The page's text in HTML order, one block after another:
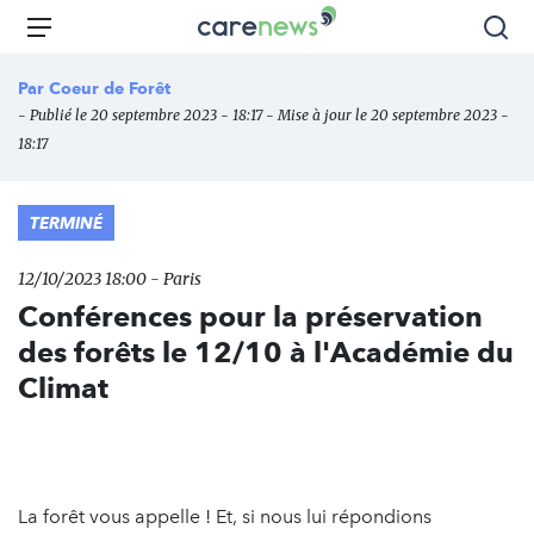
Aller
principal
Carenews,
des
Menu
Par Coeur de Forêt
- Publié le 20 septembre 2023 - 18:17 - Mise à jour le 20 septembre 2023 -
18:17
TERMINÉ
12/10/2023 18:00 - Paris
Conférences pour la préservation
des forêts le 12/10 à l'Académie du
Climat
La forêt vous appelle ! Et, si nous lui répondions